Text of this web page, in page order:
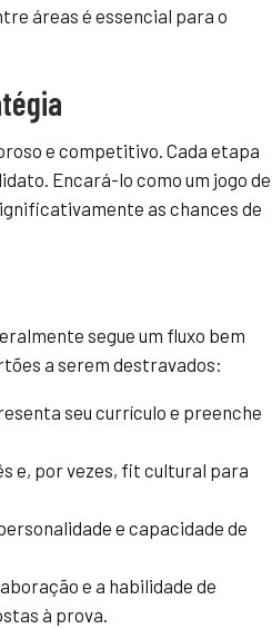
áreas é essencial para o
e competitivo. Cada etapa
Encará-lo como um jogo de
as chances de
segue um fluxo bem
a serem destravados:
seu currículo e preenche
e, por vezes, fit cultural para
e capacidade de
e a habilidade de
à prova.